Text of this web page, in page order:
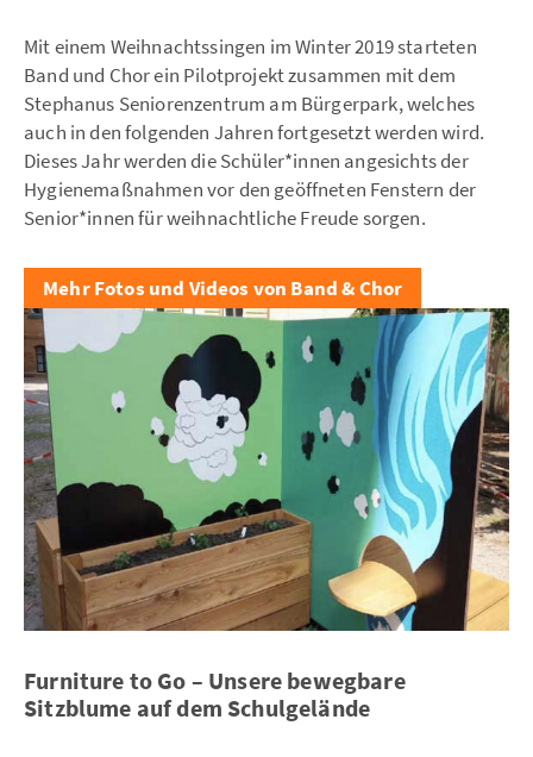
Mit einem Weihnachtssingen im Winter 2019 starteten
Band und Chor ein Pilotprojekt zusammen mit dem
Stephanus Seniorenzentrum am Bürgerpark, welches
auch in den folgenden Jahren fortgesetzt werden wird.
Dieses Jahr werden die Schüler*innen angesichts der
Hygienemaßnahmen vor den geöffneten Fenstern der
Senior*innen für weihnachtliche Freude sorgen.
Mehr Fotos und Videos von Band & Chor
Furniture to Go – Unsere bewegbare
Sitzblume auf dem Schulgelände